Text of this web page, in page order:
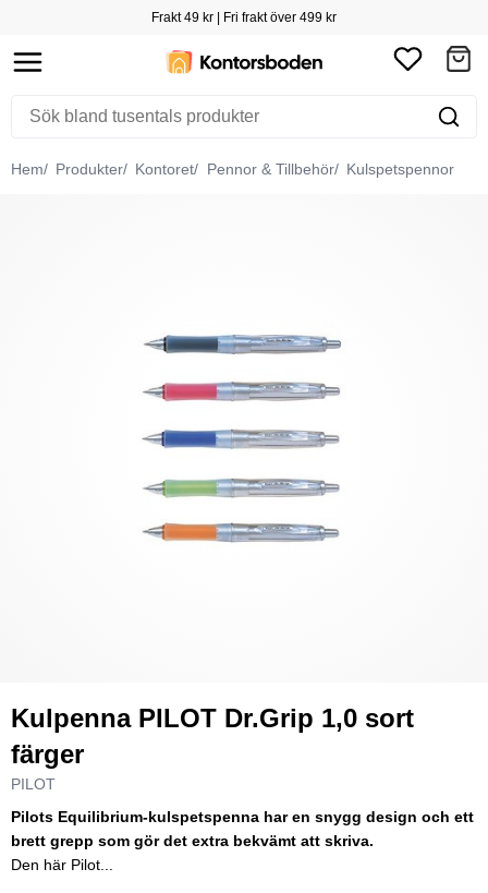
Frakt 49 kr | Fri frakt över 499 kr
Hem Produkter Kontoret Pennor & Tillbehör Kulspetspennor
Kulpenna PILOT Dr.Grip 1,0 sort
färger
PILOT
Pilots Equilibrium-kulspetspenna har en snygg design och ett
brett grepp som gör det extra bekvämt att skriva.
Den här Pilot...